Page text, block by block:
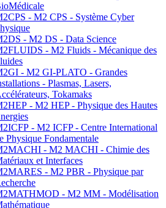
- M2 CPS - Système Cyber
- M2 DS - Data Science
- M2 Fluids - Mécanique des
- M2 GI-PLATO - Grandes
- Plasmas, Lasers,
Tokamaks
- M2 HEP - Physique des Hautes
- M2 ICFP - Centre International
Physique Fondamentale
- M2 MACHI - Chimie des
et Interfaces
- M2 PBR - Physique par
- M2 MM - Modélisation